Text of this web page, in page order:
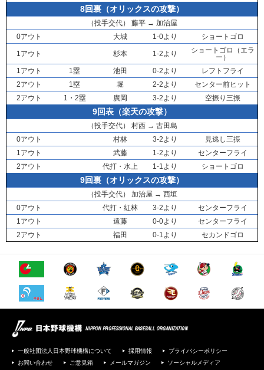
8回裏（オリックスの攻撃）
（投手交代） 藤平→ 加治屋
0アウト
大城 1-0より ショートゴロ
1アウト 杉本 1-2より
ショートゴロ（エラ
ー）
1アウト
1塁 池田 0-2より
レフトフライ
2アウト
1塁 堀 2-2より
センター前ヒット
2アウト
1・2塁 廣岡 3-2より 空振り三振
9回表（楽天の攻撃）
（投手交代） 村西→ 古田島
0アウト
村林 3-2より
見逃し三振
1アウト
武藤 1-2より
センターフライ
2アウト
代打・ 水上 1-1より ショートゴロ
9回裏（オリックスの攻撃）
（投手交代） 加治屋 → 西垣
0アウト
代打・ 紅林 3-2より
センターフライ
1アウト
遠藤 0-0より
センターフライ
2アウト
福田 0-1より セカンドゴロ
一般社団法人日本野球機構について 採用情報
プライバシーポリシー
お問い合わせ
ご意見箱 メールマガジン ソーシャルメディア